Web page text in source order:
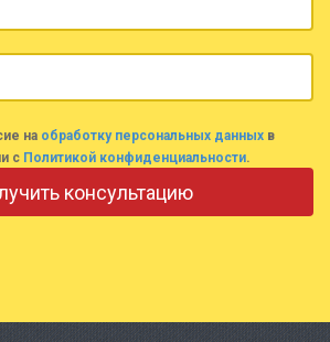
на обработку персональных данных в
с Политикой конфиденциальности.